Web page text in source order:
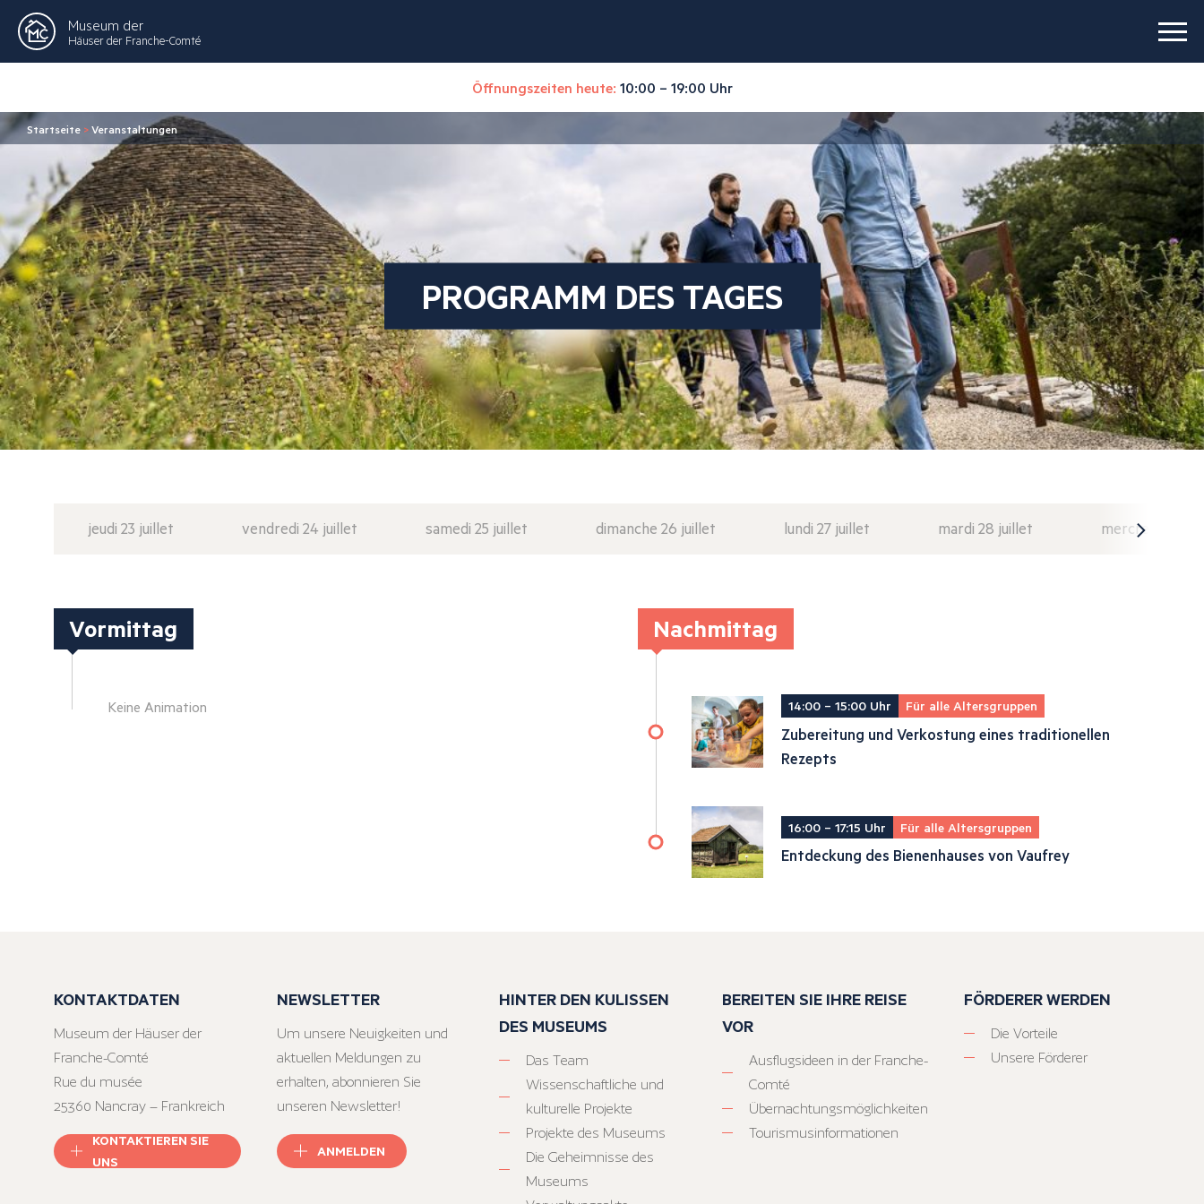
Museum der
Häuser der Franche-Comté
Öffnungszeiten heute: 10:00 – 19:00 Uhr
Startseite >Veranstaltungen
PROGRAMM DES TAGES
jeudi 23 juillet vendredi 24 juillet samedi 25 juillet dimanche 26 juillet lundi 27 juillet mardi 28 juillet mercredi 29
Vormittag
Keine Animation
Nachmittag
14:00 – 15:00 Uhr Für alle Altersgruppen
Zubereitung und Verkostung eines traditionellen
Rezepts
16:00 – 17:15 Uhr Für alle Altersgruppen
Entdeckung des Bienenhauses von Vaufrey
KONTAKTDATEN
Museum der Häuser der
Franche-Comté
Rue du musée
25360 Nancray – Frankreich
KONTAKTIEREN SIE
UNS
NEWSLETTER
Um unsere Neuigkeiten und
aktuellen Meldungen zu
erhalten, abonnieren Sie
unseren Newsletter!
ANMELDEN
HINTER DEN KULISSEN
DES MUSEUMS
Das Team
Wissenschaftliche und
kulturelle Projekte
Projekte des Museums
Die Geheimnisse des
Museums
BEREITEN SIE IHRE REISE
VOR
Ausflugsideen in der Franche-
Comté
Übernachtungsmöglichkeiten
Tourismusinformationen
FÖRDERER WERDEN
Die Vorteile
Unsere Förderer